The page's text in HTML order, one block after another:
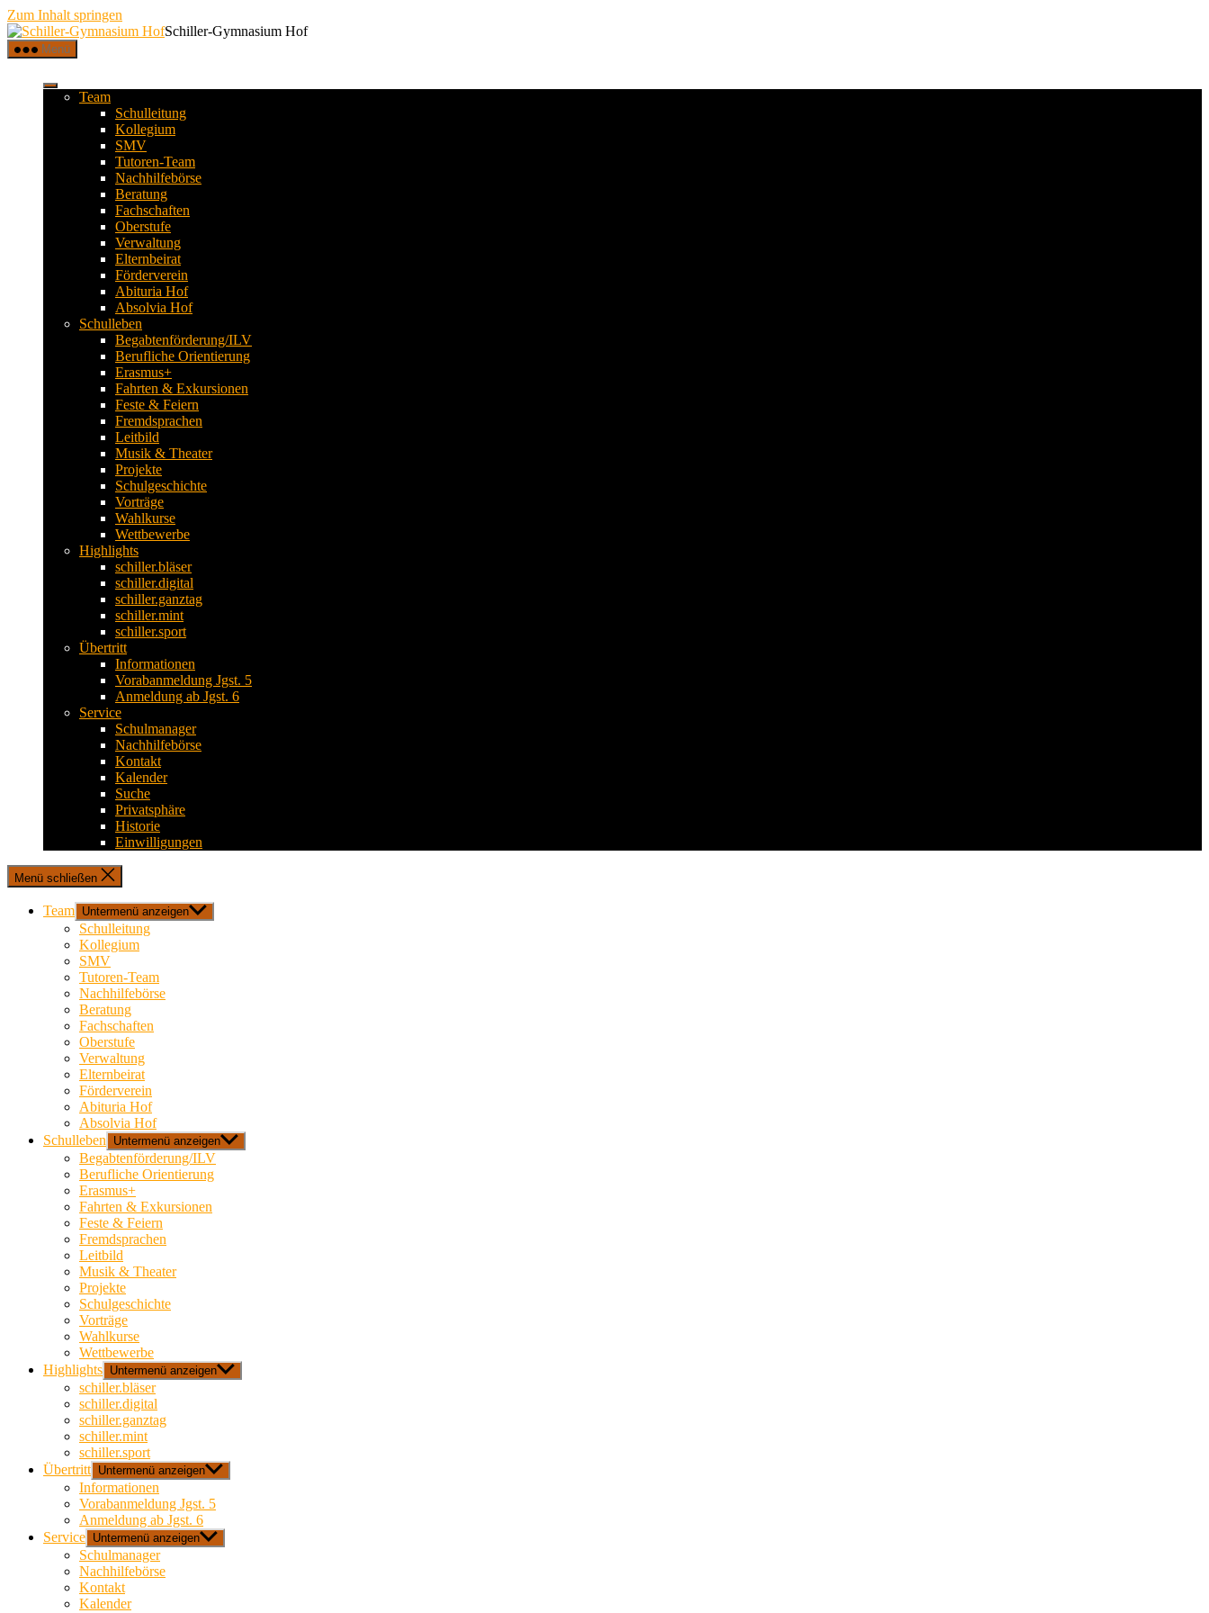
Zum Inhalt springen
Schiller-Gymnasium Hof
Menü
Team
Schulleitung
Kollegium
SMV
Tutoren-Team
Nachhilfebörse
Beratung
Fachschaften
Oberstufe
Verwaltung
Elternbeirat
Förderverein
Abituria Hof
Absolvia Hof
Schulleben
Begabtenförderung/ILV
Berufliche Orientierung
Erasmus+
Fahrten & Exkursionen
Feste & Feiern
Fremdsprachen
Leitbild
Musik & Theater
Projekte
Schulgeschichte
Vorträge
Wahlkurse
Wettbewerbe
Highlights
schiller.bläser
schiller.digital
schiller.ganztag
schiller.mint
schiller.sport
Übertritt
Informationen
Vorabanmeldung Jgst. 5
Anmeldung ab Jgst. 6
Service
Schulmanager
Nachhilfebörse
Kontakt
Kalender
Suche
Privatsphäre
Historie
Einwilligungen
Menü schließen
Team Untermenü anzeigen
Schulleitung
Kollegium
SMV
Tutoren-Team
Nachhilfebörse
Beratung
Fachschaften
Oberstufe
Verwaltung
Elternbeirat
Förderverein
Abituria Hof
Absolvia Hof
Schulleben
Untermenü anzeigen
Begabtenförderung/ILV
Berufliche Orientierung
Erasmus+
Fahrten & Exkursionen
Feste & Feiern
Fremdsprachen
Leitbild
Musik & Theater
Projekte
Schulgeschichte
Vorträge
Wahlkurse
Wettbewerbe
Highlights Untermenü anzeigen
schiller.bläser
schiller.digital
schiller.ganztag
schiller.mint
schiller.sport
Übertritt Untermenü anzeigen
Informationen
Vorabanmeldung Jgst. 5
Anmeldung ab Jgst. 6
Service Untermenü anzeigen
Schulmanager
Nachhilfebörse
Kontakt
Kalender